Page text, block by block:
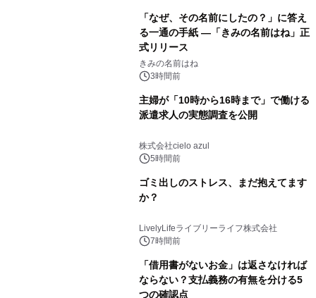
「なぜ、その名前にしたの？」に答え
る一通の手紙 ―「きみの名前はね」正
式リリース
きみの名前はね
3時間前
主婦が「10時から16時まで」で働ける
派遣求人の実態調査を公開
株式会社cielo azul
5時間前
ゴミ出しのストレス、まだ抱えてます
か？
LivelyLifeライブリーライフ株式会社
7時間前
「借用書がないお金」は返さなければ
ならない？支払義務の有無を分ける5
つの確認点